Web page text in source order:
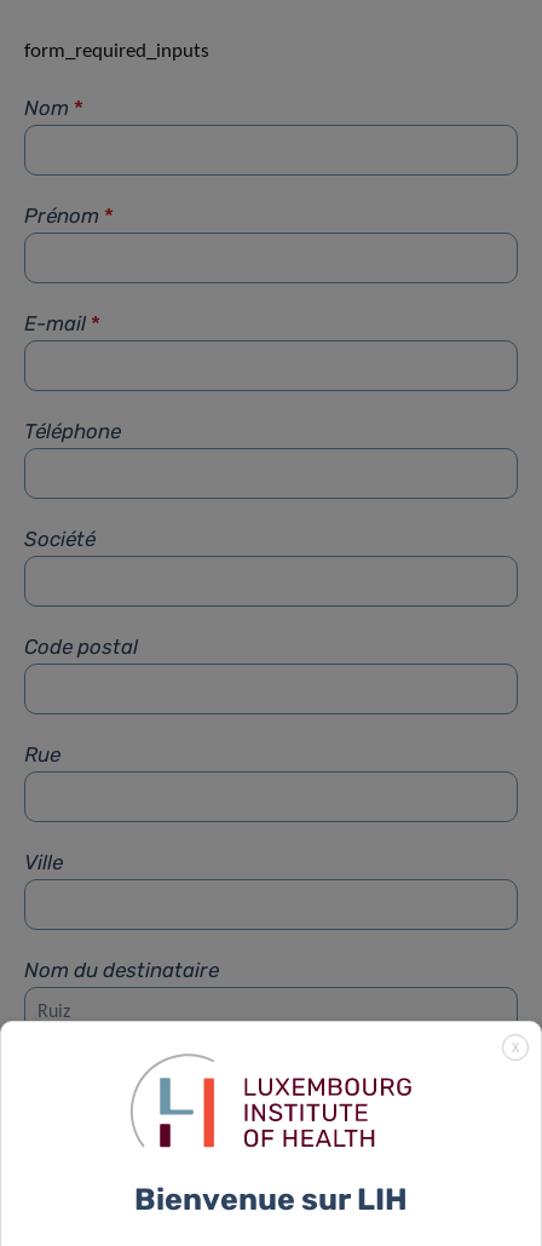
form_required_inputs
Nom *
Prénom *
E-mail *
Téléphone
Société
Code postal
Rue
Ville
Nom du destinataire
Prénom du destinataire
X
Bienvenue sur LIH